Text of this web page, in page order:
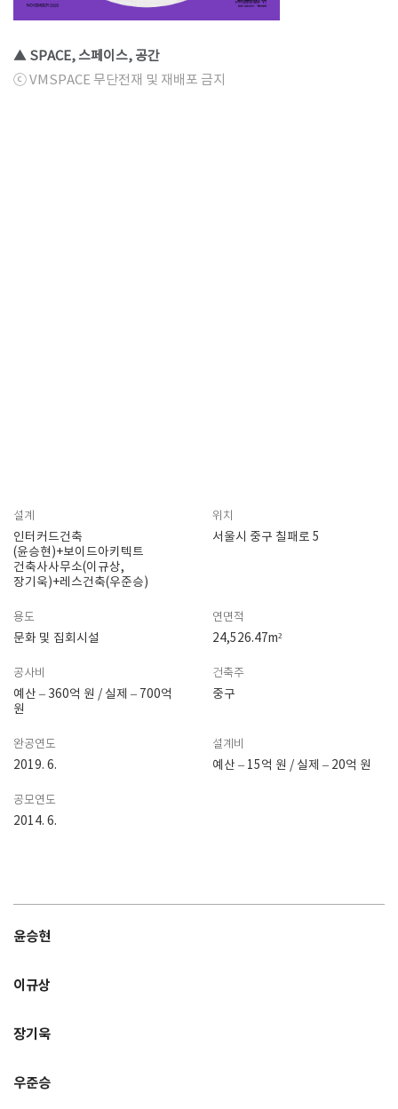
▲ SPACE, 스페이스, 공간
ⓒ VMSPACE 무단전재 및 재배포 금지
설계
인터커드건축
(윤승현)+보이드아키텍트
건축사사무소(이규상,
장기욱)+레스건축(우준승)
위치
서울시 중구 칠패로 5
용도
문화 및 집회시설
연면적
24,526.47m²
공사비
예산 – 360억 원 / 실제 – 700억
원
건축주
중구
완공연도
2019. 6.
설계비
예산 – 15억 원 / 실제 – 20억 원
공모연도
2014. 6.
윤승현
이규상
장기욱
우준승